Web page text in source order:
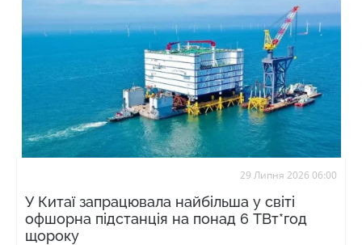
29 Липня 2026 06:00
У Китаї запрацювала найбільша у світі
офшорна підстанція на понад 6 ТВт*год
щороку